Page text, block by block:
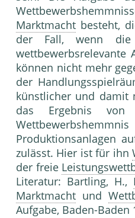
Marktmacht besteht,
der Fall, wenn die
wettbewerbsrelevante
können nicht mehr
der
künstlicher und damit
das Ergebnis von
Produktionsanlagen
zulässt. Hier ist für ihn
der freie
Literatur: Bartling, H.,
Marktmacht und
Aufgabe, Baden-Baden